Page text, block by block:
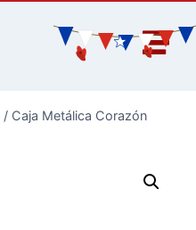
/ Caja Metálica Corazón